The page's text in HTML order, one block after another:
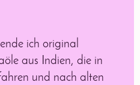
ich original
aus Indien, die in
und nach alten